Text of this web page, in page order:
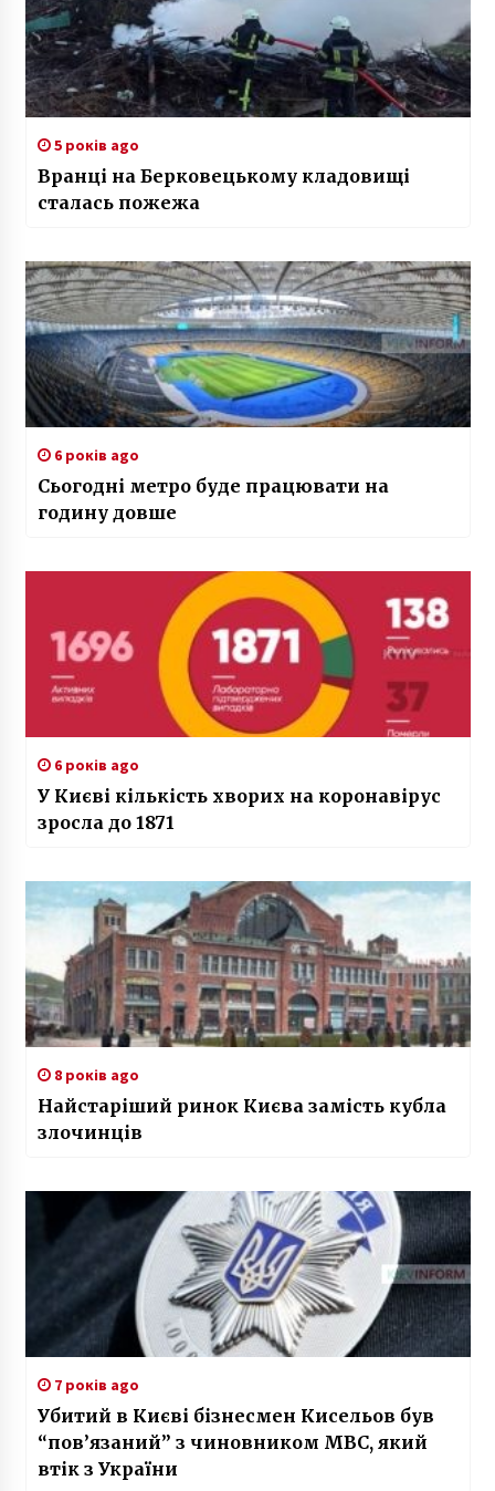
5 років ago
Вранці на Берковецькому кладовищі
сталась пожежа
6 років ago
Сьогодні метро буде працювати на
годину довше
6 років ago
У Києві кількість хворих на коронавірус
зросла до 1871
8 років ago
Найстаріший ринок Києва замість кубла
злочинців
7 років ago
Убитий в Києві бізнесмен Кисельов був
“пов’язаний” з чиновником МВС, який
втік з України